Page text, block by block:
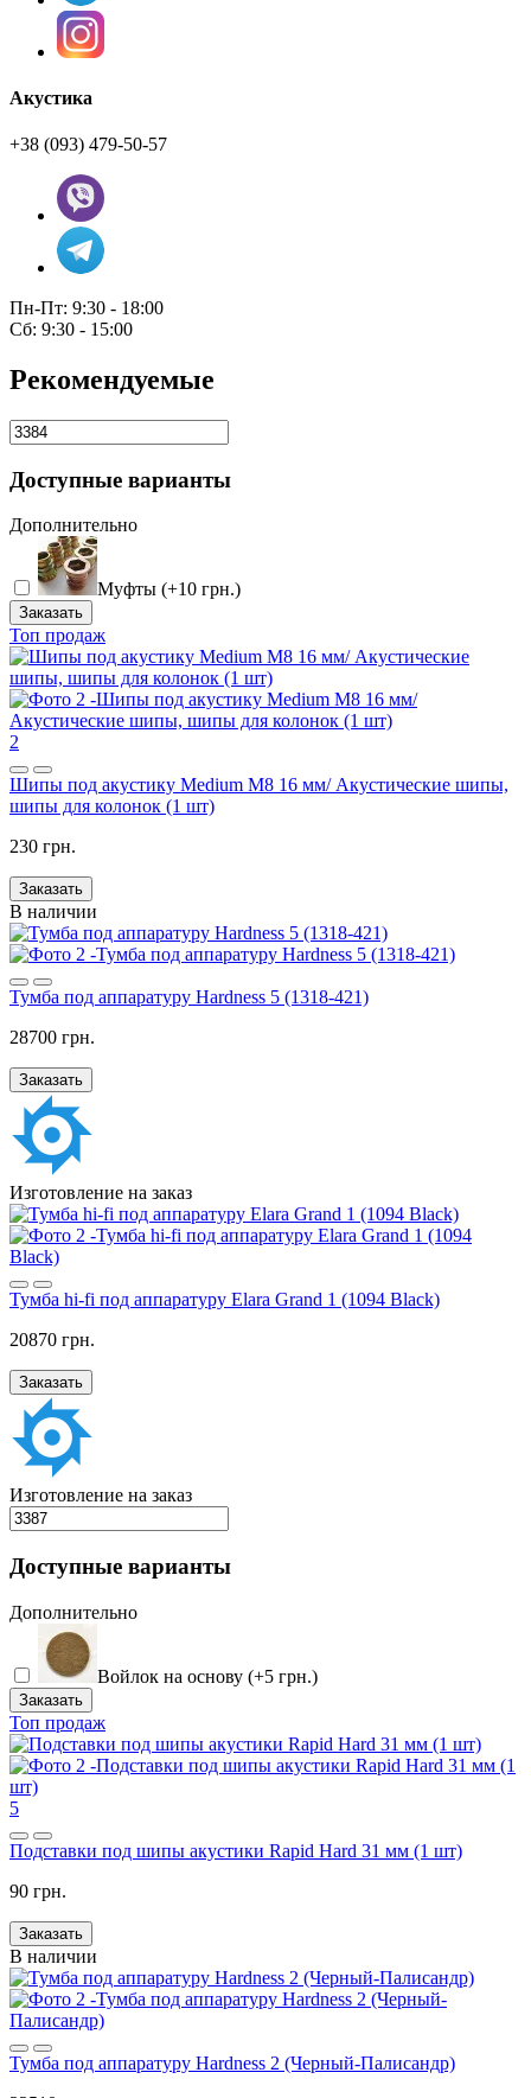
Акустика
+38 (093) 479-50-57
Пн-Пт: 9:30 - 18:00
Сб: 9:30 - 15:00
Рекомендуемые
Доступные варианты
Дополнительно
Муфты (+10 грн.)
Заказать
Топ продаж
2
Шипы под акустику Medium M8 16 мм/ Акустические шипы,
шипы для колонок (1 шт)
230 грн.
Заказать
В наличии
Тумба под аппаратуру Hardness 5 (1318-421)
28700 грн.
Заказать
Изготовление на заказ
Тумба hi-fi под аппаратуру Elara Grand 1 (1094 Black)
20870 грн.
Заказать
Изготовление на заказ
Доступные варианты
Дополнительно
Войлок на основу (+5 грн.)
Заказать
Топ продаж
5
Подставки под шипы акустики Rapid Hard 31 мм (1 шт)
90 грн.
Заказать
В наличии
Тумба под аппаратуру Hardness 2 (Черный-Палисандр)